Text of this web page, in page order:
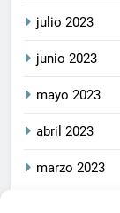
julio 2023
junio 2023
mayo 2023
abril 2023
marzo 2023